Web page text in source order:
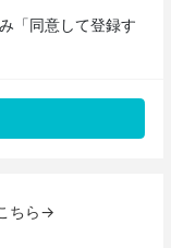
「同意して登録す
ちら→